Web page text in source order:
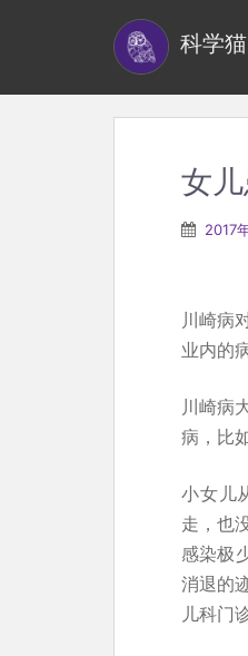
科学
女
2017
川崎病
业内的
川崎病
病，比
小女儿
走，也
感染极
消退的
儿科门